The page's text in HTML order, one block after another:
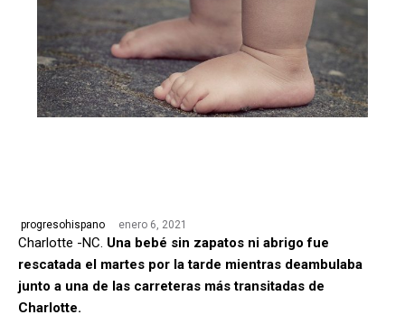
progresohispano enero 6, 2021
Charlotte -NC. Una bebé sin zapatos ni abrigo fue
rescatada el martes por la tarde mientras deambulaba
junto a una de las carreteras más transitadas de
Charlotte.